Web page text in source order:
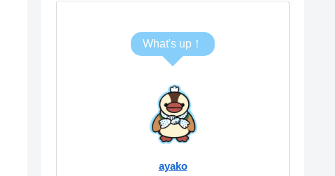
What's up！
ayako